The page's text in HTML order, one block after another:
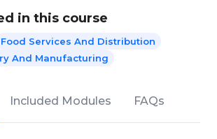
in this course
Food Services And Distribution
And Manufacturing
Included Modules FAQs